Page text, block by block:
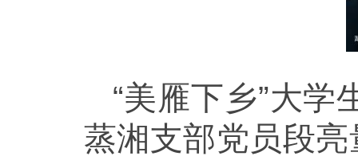
“美雁下乡”大学
蒸湘支部党员段